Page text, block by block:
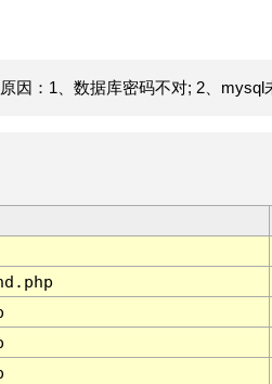
因：1、数据库密码不对; 2、mysql